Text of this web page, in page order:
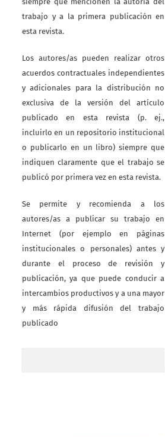
trabajo y a la primera publicación en
esta revista.
Los autores/as pueden realizar otros
acuerdos contractuales independientes
y adicionales para la distribución no
exclusiva de la versión del artículo
publicado en esta revista (p. ej.,
incluirlo en un repositorio institucional
o publicarlo en un libro) siempre que
indiquen claramente que el trabajo se
publicó por primera vez en esta revista.
Se permite y recomienda a los
autores/as a publicar su trabajo en
Internet (por ejemplo en páginas
institucionales o personales) antes y
durante el proceso de revisión y
publicación, ya que puede conducir a
intercambios productivos y a una mayor
y más rápida difusión del trabajo
publicado